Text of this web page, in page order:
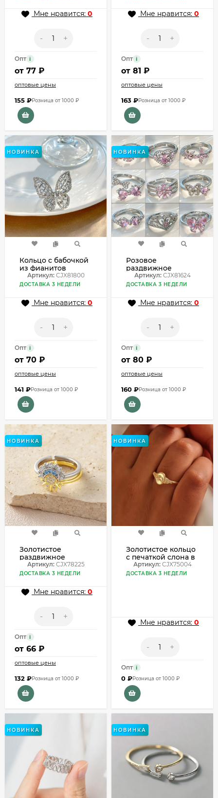
Мне нравится: 0
- +
Опт i
от 77 ₽
оптовые цены
155 ₽Розница от 1000 ₽
Мне нравится: 0
- +
Опт i
от 81 ₽
оптовые цены
163 ₽Розница от 1000 ₽
НОВИНКА
Кольцо с бабочкой
из фианитов
CJX81800
Артикул:CJX81800
ДОСТАВКА 3 НЕДЕЛИ
Мне нравится: 0
- +
Опт i
от 70 ₽
оптовые цены
141 ₽Розница от 1000 ₽
НОВИНКА
Розовое
раздвижное
кольцо с фианитом
CJX81624
Артикул:CJX81624
ДОСТАВКА 3 НЕДЕЛИ
Мне нравится: 0
- +
Опт i
от 80 ₽
оптовые цены
160 ₽Розница от 1000 ₽
НОВИНКА
Золотистое
раздвижное
кольцо с солнцем и
луной CJX78225
Артикул:CJX78225
ДОСТАВКА 3 НЕДЕЛИ
Мне нравится: 0
- +
Опт i
от 66 ₽
оптовые цены
132 ₽Розница от 1000 ₽
НОВИНКА
Золотистое кольцо
с печаткой слона в
европейском стиле
CJX75004
Артикул:CJX75004
ДОСТАВКА 3 НЕДЕЛИ
Мне нравится: 0
- +
Опт i
0 ₽Розница от 1000 ₽
НОВИНКА НОВИНКА